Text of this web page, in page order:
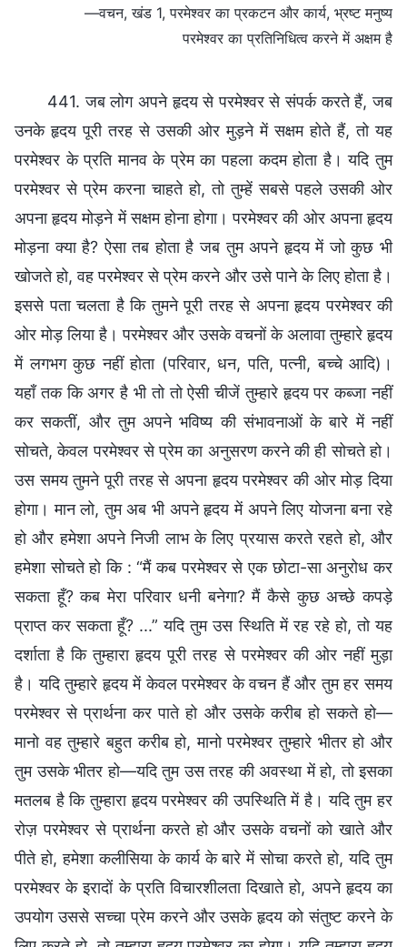
—वचन, खंड 1, परमेश्वर का प्रकटन और कार्य, भ्रष्ट मनुष्य
परमेश्वर का प्रतिनिधित्व करने में अक्षम है
441. जब लोग अपने हृदय से परमेश्वर से संपर्क करते हैं, जब
उनके हृदय पूरी तरह से उसकी ओर मुड़ने में सक्षम होते हैं, तो यह
परमेश्वर के प्रति मानव के प्रेम का पहला कदम होता है। यदि तुम
परमेश्वर से प्रेम करना चाहते हो, तो तुम्हें सबसे पहले उसकी ओर
अपना हृदय मोड़ने में सक्षम होना होगा। परमेश्वर की ओर अपना हृदय
मोड़ना क्या है? ऐसा तब होता है जब तुम अपने हृदय में जो कुछ भी
खोजते हो, वह परमेश्वर से प्रेम करने और उसे पाने के लिए होता है।
इससे पता चलता है कि तुमने पूरी तरह से अपना हृदय परमेश्वर की
ओर मोड़ लिया है। परमेश्वर और उसके वचनों के अलावा तुम्हारे हृदय
में लगभग कुछ नहीं होता (परिवार, धन, पति, पत्नी, बच्चे आदि)।
यहाँ तक कि अगर है भी तो तो ऐसी चीजें तुम्हारे हृदय पर कब्जा नहीं
कर सकतीं, और तुम अपने भविष्य की संभावनाओं के बारे में नहीं
सोचते, केवल परमेश्वर से प्रेम का अनुसरण करने की ही सोचते हो।
उस समय तुमने पूरी तरह से अपना हृदय परमेश्वर की ओर मोड़ दिया
होगा। मान लो, तुम अब भी अपने हृदय में अपने लिए योजना बना रहे
हो और हमेशा अपने निजी लाभ के लिए प्रयास करते रहते हो, और
हमेशा सोचते हो कि : “मैं कब परमेश्वर से एक छोटा-सा अनुरोध कर
सकता हूँ? कब मेरा परिवार धनी बनेगा? मैं कैसे कुछ अच्छे कपड़े
प्राप्त कर सकता हूँ? ...” यदि तुम उस स्थिति में रह रहे हो, तो यह
दर्शाता है कि तुम्हारा हृदय पूरी तरह से परमेश्वर की ओर नहीं मुड़ा
है। यदि तुम्हारे हृदय में केवल परमेश्वर के वचन हैं और तुम हर समय
परमेश्वर से प्रार्थना कर पाते हो और उसके करीब हो सकते हो—
मानो वह तुम्हारे बहुत करीब हो, मानो परमेश्वर तुम्हारे भीतर हो और
तुम उसके भीतर हो—यदि तुम उस तरह की अवस्था में हो, तो इसका
मतलब है कि तुम्हारा हृदय परमेश्वर की उपस्थिति में है। यदि तुम हर
रोज़ परमेश्वर से प्रार्थना करते हो और उसके वचनों को खाते और
पीते हो, हमेशा कलीसिया के कार्य के बारे में सोचा करते हो, यदि तुम
परमेश्वर के इरादों के प्रति विचारशीलता दिखाते हो, अपने हृदय का
उपयोग उससे सच्चा प्रेम करने और उसके हृदय को संतुष्ट करने के